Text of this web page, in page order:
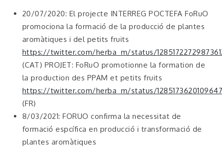
20/07/2020: El projecte INTERREG POCTEFA FoRuO
promociona la formació de la producció de plantes
aromàtiques i del petits fruits
https://twitter.com/herba_m/status/
(CAT) PROJET: FoRuO promotionne la formation de
la production des PPAM et petits fruits
https://twitter.com/herba_m/status/
(FR)
8/03/2021: FORUO confirma la necessitat de
formació espcífica en producció i transformació de
plantes aromàtiques